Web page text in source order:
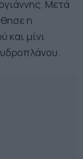
Μετά
η
και μίνι